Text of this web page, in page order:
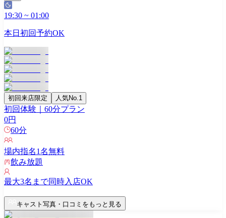
19:30 ~ 01:00
本日初回予約OK
初回来店限定 人気No.1
初回体験｜60分プラン
0円
60分
場内指名1名無料
飲み放題
最大3名まで同時入店OK
キャスト写真・口コミをもっと見る